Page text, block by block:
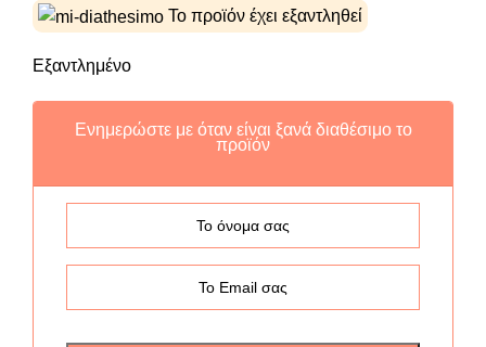
Το προϊόν έχει εξαντληθεί
Εξαντλημένο
Ενημερώστε με όταν είναι ξανά διαθέσιμο το
προϊόν